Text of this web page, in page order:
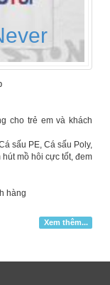
cho trẻ em và khách
sấu PE, Cá sấu Poly,
mồ hôi cực tốt, đem
hàng
Xem thêm...